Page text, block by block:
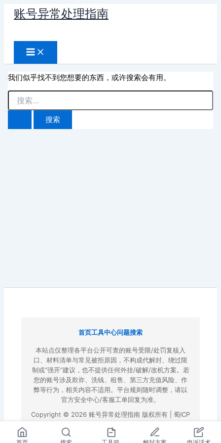
账号异常处理指南
索
我们似乎找不到您想要的东西，或许搜索会有用。
搜
索：
首页工具中心问题搜索
本站点仅整理各平台公开可查的账号受限/处罚复核入
口、材料清单与常见被拒原因，不构成代解封、绕过限
制或“强开”建议，也不提供任何外挂/破解/改机方案。若
您的账号涉及欺诈、洗钱、租售、第三方充值风险、作
弊等行为，相关内容不适用。平台规则随时调整，请以
官方安全中心/客服工单回复为准。
Copyright © 2026 账号异常处理指南 版权所有 | 蜀ICP